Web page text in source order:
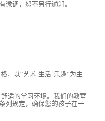
微调，恕不另行通知。
，以“艺术·生活·乐趣”为主
适的学习环境。我们的教室
列规定，确保您的孩子在一